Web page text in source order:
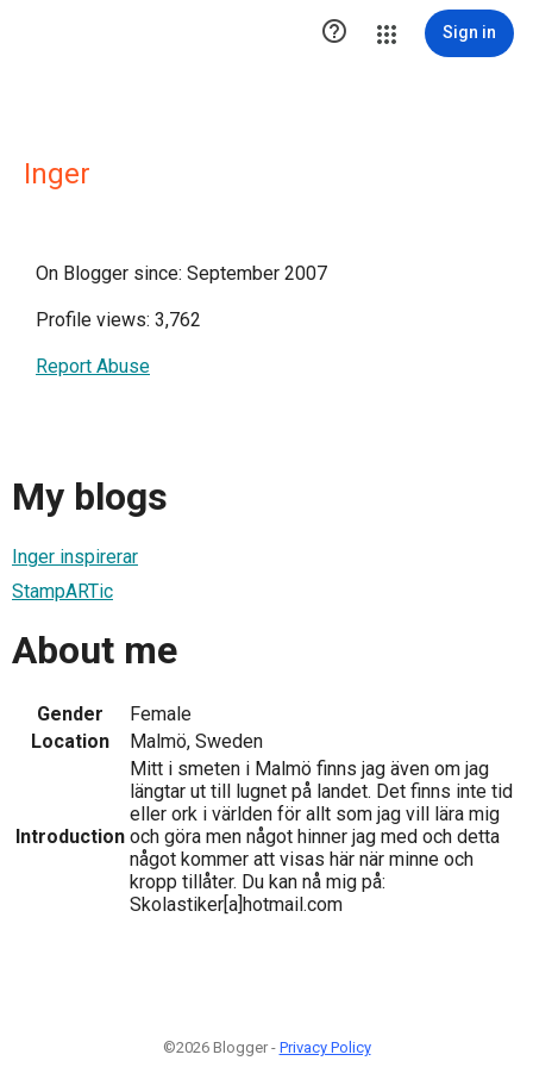
 Sign in
Inger
On Blogger since: September 2007
Profile views: 3,762
Report Abuse
My blogs
Inger inspirerar
StampARTic
About me
Gender
Female
Location
Malmö, Sweden
Introduction
Mitt i smeten i Malmö finns jag även om jag
längtar ut till lugnet på landet. Det finns inte tid
eller ork i världen för allt som jag vill lära mig
och göra men något hinner jag med och detta
något kommer att visas här när minne och
kropp tillåter. Du kan nå mig på:
Skolastiker[a]hotmail.com
©2026 Blogger - Privacy Policy